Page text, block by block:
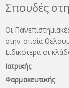
Σπουδές
Οι
στην οποία
Ειδικότερα οι
Ιατρικής
Φαρμακευτικής